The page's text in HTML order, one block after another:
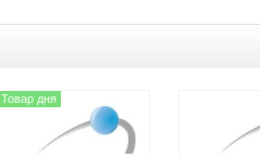
Товар дня